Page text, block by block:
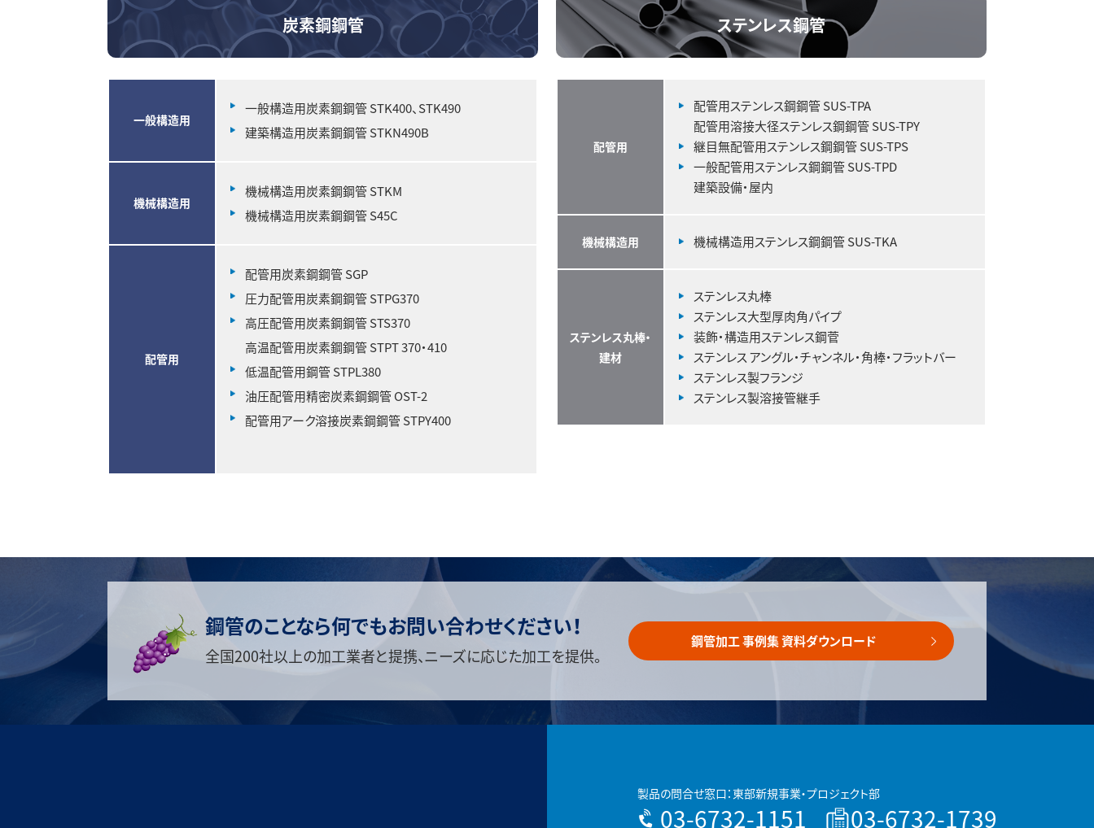
炭素鋼鋼管
一般構造用
一般構造用炭素鋼鋼管 STK400、STK490
建築構造用炭素鋼鋼管 STKN490B
機械構造用
機械構造用炭素鋼鋼管 STKM
機械構造用炭素鋼鋼管 S45C
配管用
配管用炭素鋼鋼管 SGP
圧力配管用炭素鋼鋼管 STPG370
高圧配管用炭素鋼鋼管 STS370
高温配管用炭素鋼鋼管 STPT 370・410
低温配管用鋼管 STPL380
油圧配管用精密炭素鋼鋼管 OST-2
配管用アーク溶接炭素鋼鋼管 STPY400
ステンレス鋼管
配管用
配管用ステンレス鋼鋼管 SUS-TPA
配管用溶接大径ステンレス鋼鋼管 SUS-TPY
継目無配管用ステンレス鋼鋼管 SUS-TPS
一般配管用ステンレス鋼鋼管 SUS-TPD
建築設備・屋内
機械構造用 機械構造用ステンレス鋼鋼管 SUS-TKA
ステンレス丸棒・
建材
ステンレス丸棒
ステンレス大型厚肉角パイプ
装飾・構造用ステンレス鋼菅
ステンレス アングル・チャンネル・角棒・フラットバー
ステンレス製フランジ
ステンレス製溶接管継手
鋼管のことなら何でもお問い合わせください！
全国200社以上の加工業者と提携、ニーズに応じた加工を提供。
鋼管加工 事例集 資料ダウンロード
製品の問合せ窓口：東部新規事業・プロジェクト部
03-6732-1151 03-6732-1739